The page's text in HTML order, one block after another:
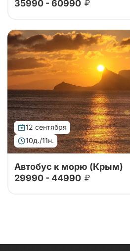
Тур организован совместно
стороной. Едем в Крым на
без экскурсионной
35990 - 60990
12 сентября
10д./11н.
Автобус к морю (Крым)
29990 - 44990